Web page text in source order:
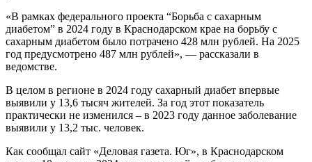
«В рамках федерального проекта “Борьба с сахарным
диабетом” в 2024 году в Краснодарском крае на борьбу с
сахарным диабетом было потрачено 428 млн рублей. На 2025
год предусмотрено 487 млн рублей», — рассказали в
ведомстве.
В целом в регионе в 2024 году сахарный диабет впервые
выявили у 13,6 тысяч жителей. За год этот показатель
практически не изменился – в 2023 году данное заболевание
выявили у 13,2 тыс. человек.
Как сообщал сайт «Деловая газета. Юг», в Краснодарском